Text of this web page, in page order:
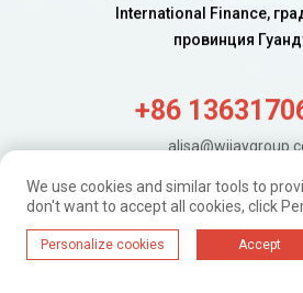
International Finance,
провинция
+86
Получавайте нови
Просто се
We use cookies and similar tools to
don't want to accept all cookies, click
Personalize cookies Accept